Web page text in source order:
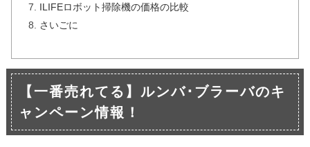
ILIFEロボット掃除機の価格の比較
さいごに
【一番売れてる】ルンバ･ブラーバのキ
ャンペーン情報！